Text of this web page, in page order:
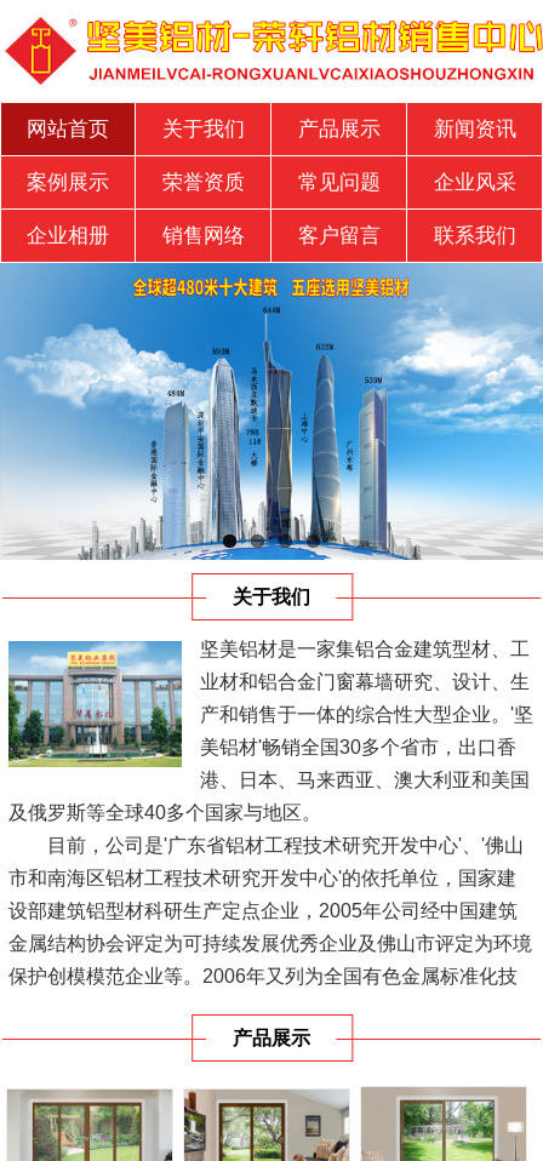
网站首页 关于我们 产品展示 新闻资讯
案例展示 荣誉资质 常见问题 企业风采
企业相册 销售网络 客户留言 联系我们
关于我们
坚美铝材是一家集铝合金建筑型材、工
业材和铝合金门窗幕墙研究、设计、生
产和销售于一体的综合性大型企业。'坚
美铝材'畅销全国30多个省市，出口香
港、日本、马来西亚、澳大利亚和美国
及俄罗斯等全球40多个国家与地区。
目前，公司是'广东省铝材工程技术研究开发中心'、'佛山
市和南海区铝材工程技术研究开发中心'的依托单位，国家建
设部建筑铝型材科研生产定点企业，2005年公司经中国建筑
金属结构协会评定为可持续发展优秀企业及佛山市评定为环境
保护创模模范企业等。2006年又列为全国有色金属标准化技
情]
产品展示